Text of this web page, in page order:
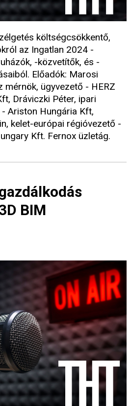
költségcsökkentő,
az Ingatlan 2024 -
-közvetítők, és -
Előadók: Marosi
mérnök, ügyvezető - HERZ
Dráviczki Péter, ipari
Ariston Hungária Kft,
kelet-európai régióvezető -
Kft. Fernox üzletág.
BIM